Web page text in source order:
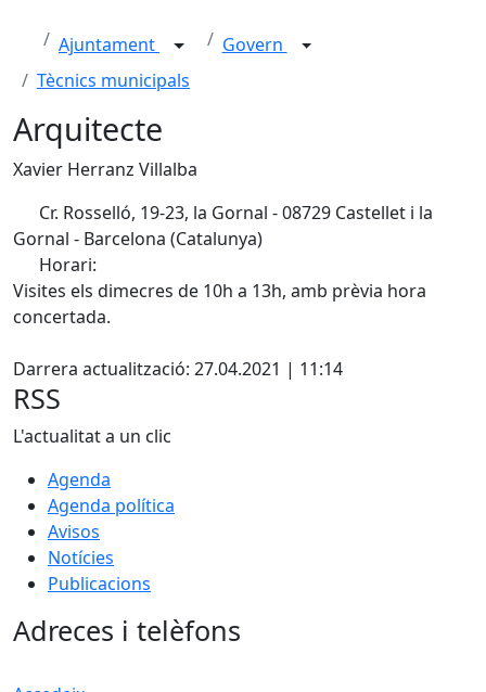
Ajuntament
Govern
Tècnics municipals
Arquitecte
Xavier Herranz Villalba
Cr. Rosselló, 19-23, la Gornal - 08729 Castellet i la
Gornal - Barcelona (Catalunya)
Horari:
Visites els dimecres de 10h a 13h, amb prèvia hora
concertada.
Darrera actualització: 27.04.2021 | 11:14
RSS
L'actualitat a un clic
Agenda
Agenda política
Avisos
Notícies
Publicacions
Adreces i telèfons